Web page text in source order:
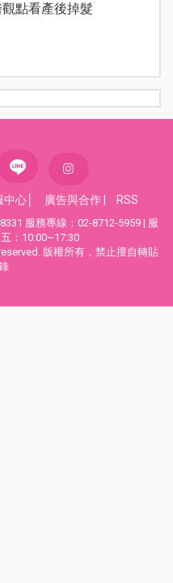
點看產後掉髮
中心 廣告與合作| RSS
服務專線：02-8712-5959 | 服
：10:00~17:30
版權所有，禁止擅自轉貼